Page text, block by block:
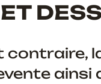
contraire,